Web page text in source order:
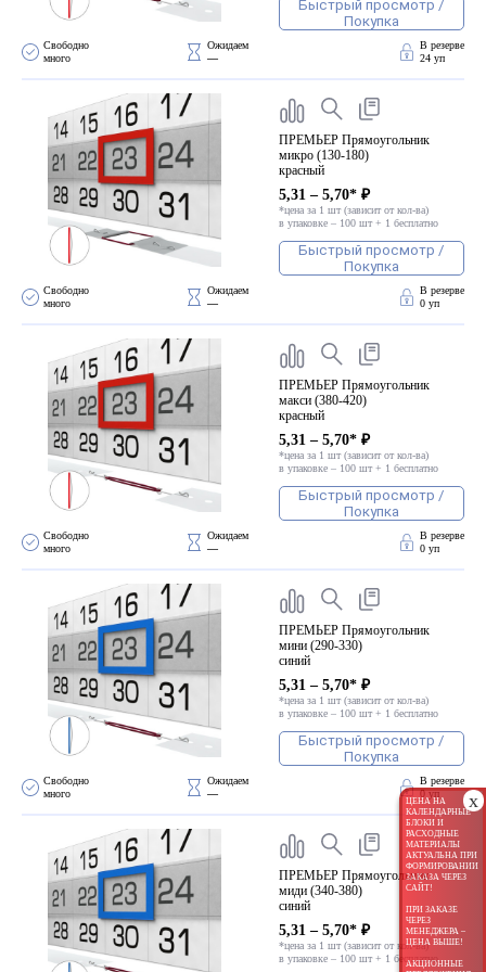
Феррошит
По макету заказчика, в
том числе с УФ печатью
Дополнительная информация
Каталог "Комплектующие
для календарей, расходные
материалы для печати,
переплета, отделки"
Частые вопросы
x
ЦЕНА НА
КАЛЕНДАРНЫЕ
БЛОКИ И
РАСХОДНЫЕ
МАТЕРИАЛЫ
АКТУАЛЬНА ПРИ
ФОРМИРОВАНИИ
ЗАКАЗА ЧЕРЕЗ
САЙТ!
ПРИ ЗАКАЗЕ
ЧЕРЕЗ
МЕНЕДЖЕРА –
ЦЕНА ВЫШЕ!
АКЦИОННЫЕ
Быстрый просмотр /
Покупка
Свободно
много
Ожидаем
—
В резерве
24 уп
ПРЕМЬЕР Прямоугольник
микро (130-180)
красный
5,31 – 5,70* ₽
*цена за 1 шт (зависит от кол-ва)
в упаковке – 100 шт + 1 бесплатно
Быстрый просмотр /
Покупка
Свободно
много
Ожидаем
—
В резерве
0 уп
ПРЕМЬЕР Прямоугольник
макси (380-420)
красный
5,31 – 5,70* ₽
*цена за 1 шт (зависит от кол-ва)
в упаковке – 100 шт + 1 бесплатно
Быстрый просмотр /
Покупка
Свободно
много
Ожидаем
—
В резерве
0 уп
ПРЕМЬЕР Прямоугольник
мини (290-330)
синий
5,31 – 5,70* ₽
*цена за 1 шт (зависит от кол-ва)
в упаковке – 100 шт + 1 бесплатно
Быстрый просмотр /
Покупка
Свободно
много
Ожидаем
—
В резерве
0 уп
ПРЕМЬЕР Прямоугольник
миди (340-380)
синий
5,31 – 5,70* ₽
*цена за 1 шт (зависит от кол-ва)
в упаковке – 100 шт + 1 бесплатно